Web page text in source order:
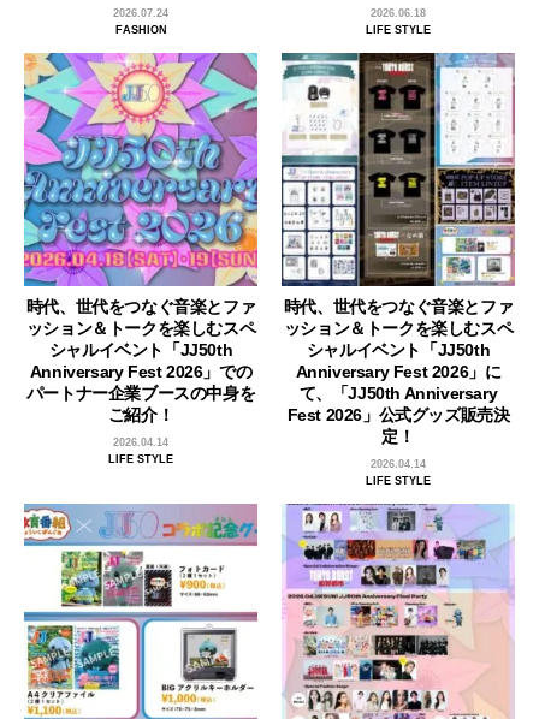
2026.07.24
FASHION
2026.06.18
LIFE STYLE
時代、世代をつなぐ音楽とファ
ッション＆トークを楽しむスペ
シャルイベント「JJ50th
Anniversary Fest 2026」での
パートナー企業ブースの中身を
ご紹介！
2026.04.14
LIFE STYLE
時代、世代をつなぐ音楽とファ
ッション＆トークを楽しむスペ
シャルイベント「JJ50th
Anniversary Fest 2026」に
て、「JJ50th Anniversary
Fest 2026」公式グッズ販売決
定！
2026.04.14
LIFE STYLE